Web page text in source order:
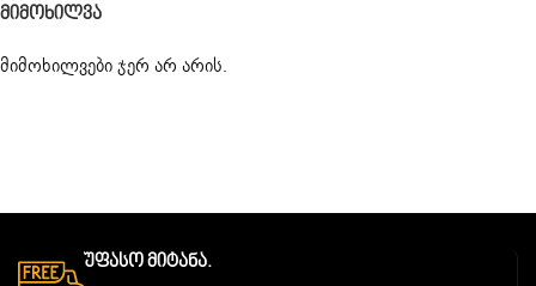
Მიმოხილვა
მიმოხილვები ჯერ არ არის.
Უფასო Მიტანა.